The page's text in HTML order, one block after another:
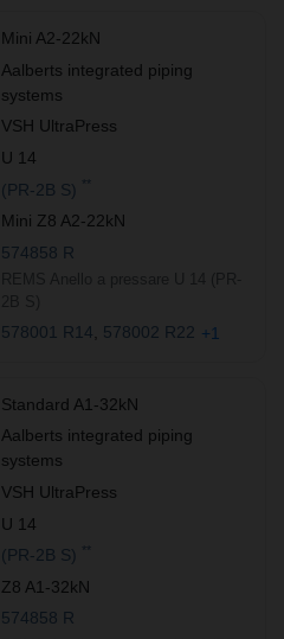
Mini A2-22kN
Aalberts integrated piping
systems
VSH UltraPress
U 14
(PR-2B S)
Mini Z8 A2-22kN
574858 R
578001 R14 578002 R22 +1
Standard A1-32kN
Aalberts integrated piping
systems
VSH UltraPress
U 14
(PR-2B S)
Z8 A1-32kN
574858 R